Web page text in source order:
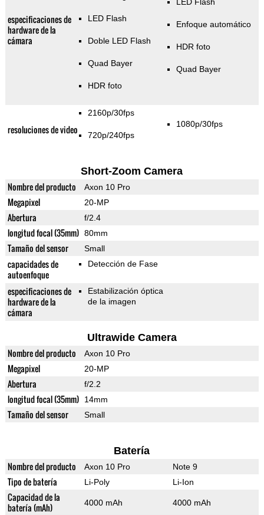
especificaciones de
hardware de la
cámara
LED Flash
Doble LED Flash
Quad Bayer
HDR foto
Enfoque automático
HDR foto
Quad Bayer
resoluciones de video
2160p/30fps
720p/240fps
1080p/30fps
Short-Zoom Camera
Nombre del producto Axon 10 Pro
Megapixel 20-MP
Abertura f/2.4
longitud focal (35mm) 80mm
Tamaño del sensor Small
capacidades de
autoenfoque
Detección de Fase
especificaciones de
hardware de la
cámara
Estabilización óptica
de la imagen
Ultrawide Camera
Nombre del producto Axon 10 Pro
Megapixel 20-MP
Abertura f/2.2
longitud focal (35mm) 14mm
Tamaño del sensor Small
Batería
Nombre del producto Axon 10 Pro Note 9
Tipo de batería Li-Poly Li-Ion
Capacidad de la
batería (mAh)
4000 mAh 4000 mAh